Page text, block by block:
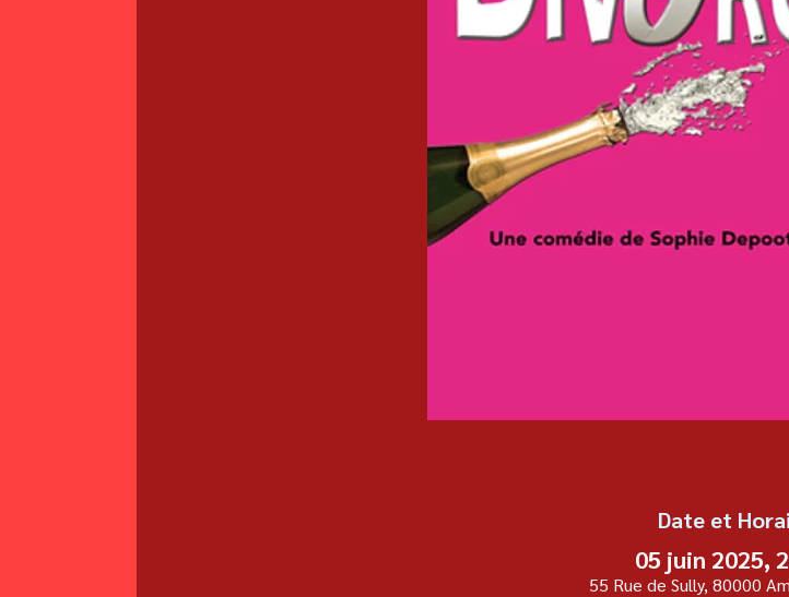
Date et
05 juin 2025,
55 Rue de Sully, 80000